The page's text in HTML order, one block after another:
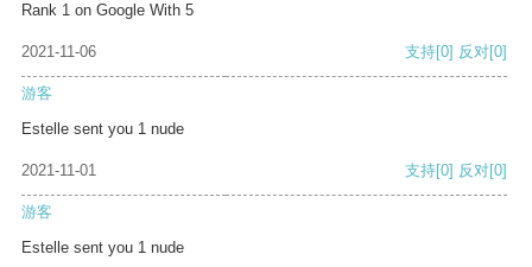
Rank 1 on Google With 5
2021-11-06 支持[0] 反对[0]
游客
Estelle sent you 1 nude
2021-11-01 支持[0] 反对[0]
游客
Estelle sent you 1 nude